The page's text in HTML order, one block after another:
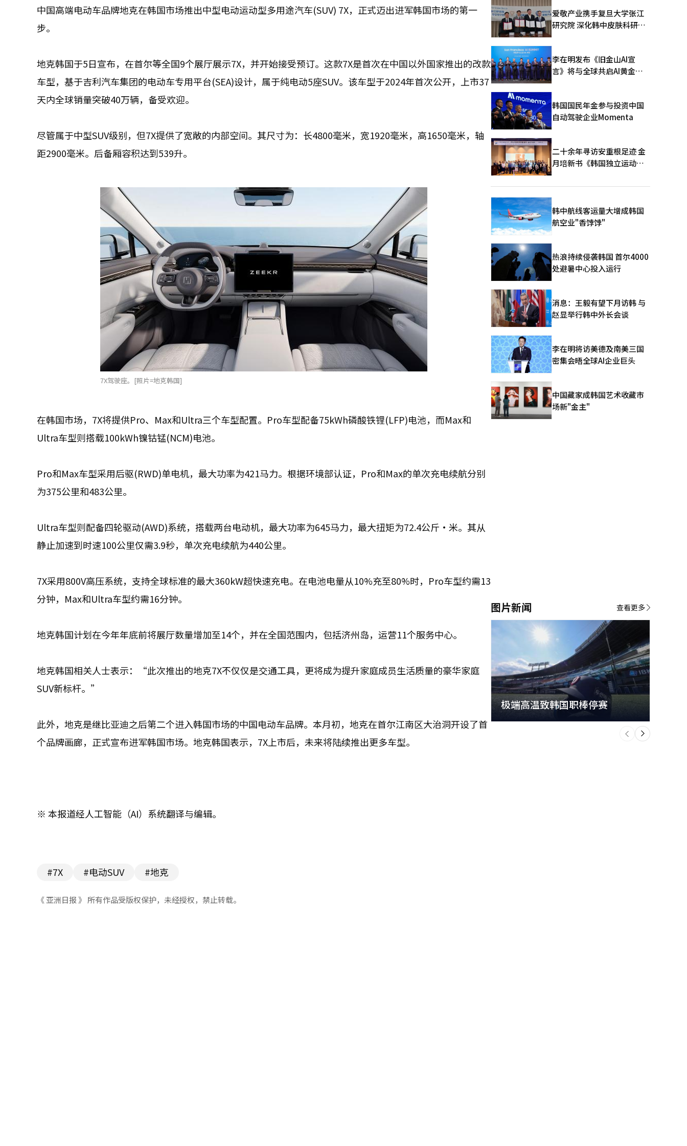
中国高端电动车品牌地克在韩国市场推出中型电动运动型多用途汽车(SUV) 7X，正式迈出进军韩国市场的第一
步。
地克韩国于5日宣布，在首尔等全国9个展厅展示7X，并开始接受预订。这款7X是首次在中国以外国家推出的改款
车型，基于吉利汽车集团的电动车专用平台(SEA)设计，属于纯电动5座SUV。该车型于2024年首次公开，上市37
天内全球销量突破40万辆，备受欢迎。
尽管属于中型SUV级别，但7X提供了宽敞的内部空间。其尺寸为：长4800毫米，宽1920毫米，高1650毫米，轴
距2900毫米。后备厢容积达到539升。
7X驾驶座。[照片=地克韩国]
在韩国市场，7X将提供Pro、Max和Ultra三个车型配置。Pro车型配备75kWh磷酸铁锂(LFP)电池，而Max和
Ultra车型则搭载100kWh镍钴锰(NCM)电池。
Pro和Max车型采用后驱(RWD)单电机，最大功率为421马力。根据环境部认证，Pro和Max的单次充电续航分别
为375公里和483公里。
Ultra车型则配备四轮驱动(AWD)系统，搭载两台电动机，最大功率为645马力，最大扭矩为72.4公斤·米。其从
静止加速到时速100公里仅需3.9秒，单次充电续航为440公里。
7X采用800V高压系统，支持全球标准的最大360kW超快速充电。在电池电量从10%充至80%时，Pro车型约需13
分钟，Max和Ultra车型约需16分钟。
地克韩国计划在今年年底前将展厅数量增加至14个，并在全国范围内，包括济州岛，运营11个服务中心。
地克韩国相关人士表示：“此次推出的地克7X不仅仅是交通工具，更将成为提升家庭成员生活质量的豪华家庭
SUV新标杆。”
此外，地克是继比亚迪之后第二个进入韩国市场的中国电动车品牌。本月初，地克在首尔江南区大治洞开设了首
个品牌画廊，正式宣布进军韩国市场。地克韩国表示，7X上市后，未来将陆续推出更多车型。
※ 本报道经人工智能（AI）系统翻译与编辑。
#7X #电动SUV #地克
《 亚洲日报 》 所有作品受版权保护，未经授权，禁止转载。
爱敬产业携手复旦大学张江
研究院 深化韩中皮肤科研合
李在明发布《旧金山AI宣
言》将与全球共启AI黄金时
韩国国民年金参与投资中国
自动驾驶企业Momenta
二十余年寻访安重根足迹 金
月培新书《韩国独立运动圣
版
韩中航线客运量大增成韩国
航空业"香饽饽"
热浪持续侵袭韩国 首尔4000
处避暑中心投入运行
消息：王毅有望下月访韩 与
赵显举行韩中外长会谈
李在明将访美德及南美三国
密集会晤全球AI企业巨头
中国藏家成韩国艺术收藏市
场新"金主"
图片新闻
极端高温致韩国职棒停赛
下
一
个
查看更多